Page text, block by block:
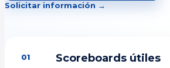
Solicitar información →
01 Scoreboards útiles